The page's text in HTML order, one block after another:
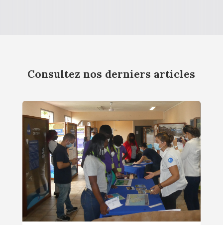
Consultez nos derniers articles